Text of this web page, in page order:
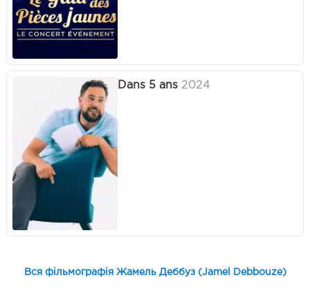
Dans 5 ans 2024
Вся фільмографія Жамель Деббуз (Jamel Debbouze)